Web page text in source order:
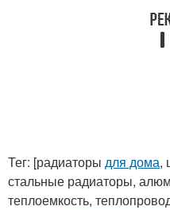
Тег: [радиаторы для дома,
стальные радиаторы,
теплоемкость,